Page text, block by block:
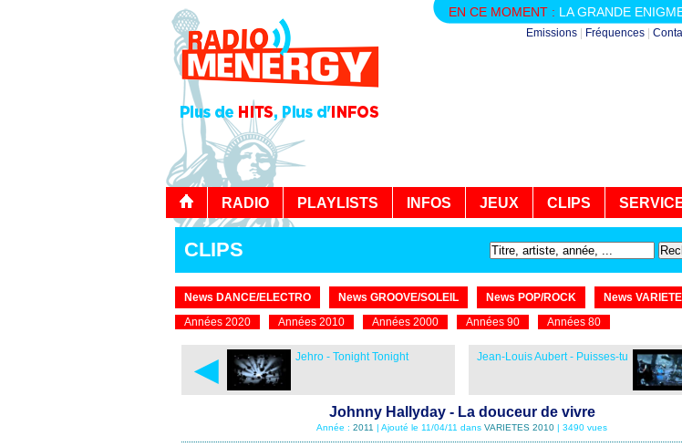
EN CE MOMENT : LA GRANDE
Emissions Fréquences
RADIO PLAYLISTS INFOS JEUX CLIPS
CLIPS
News DANCE/ELECTRO News GROOVE/SOLEIL News POP/ROCK
News
Années 2020
Années 2010 Années 2000 Années 90 Années 80
◄ Jehro - Tonight Tonight Jean-Louis Aubert - Puisses-tu
Johnny Hallyday - La douceur de vivre
Année : 2011 | Ajouté le 11/04/11 dans VARIETES 2010 | 3490 vues